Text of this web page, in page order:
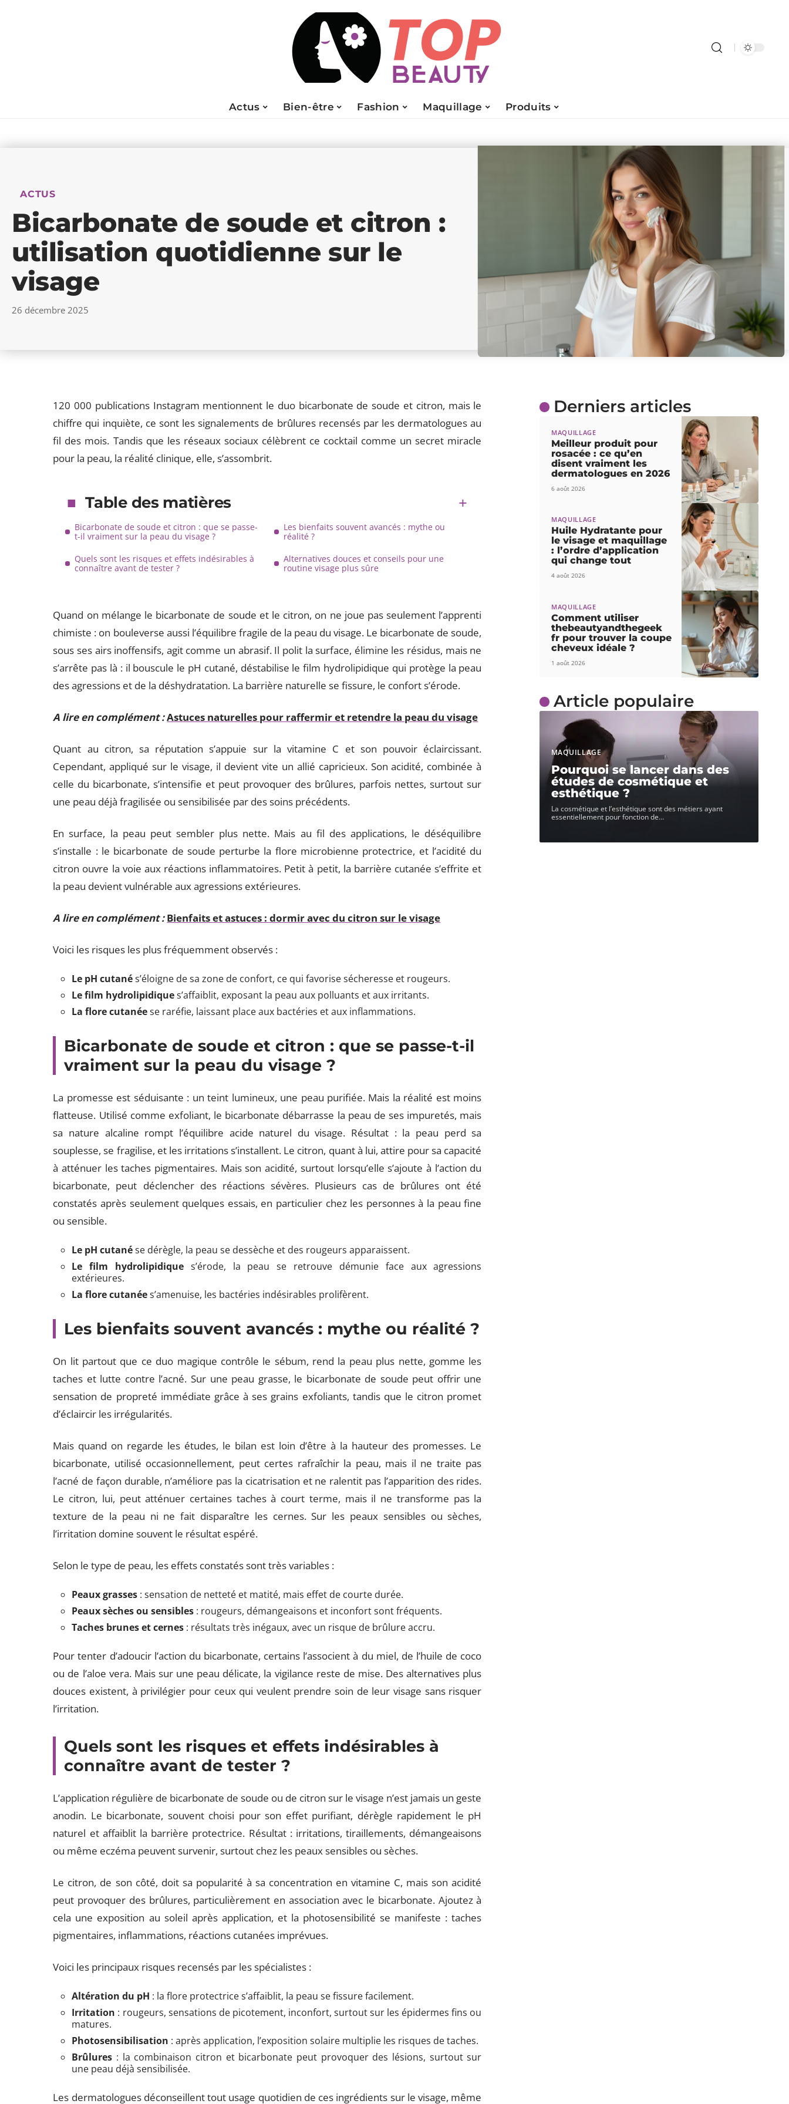
Actus Bien-être Fashion Maquillage Produits
ACTUS
Bicarbonate de soude et citron :
utilisation quotidienne sur le
visage
26 décembre 2025
120 000 publications Instagram mentionnent le duo bicarbonate de soude et citron, mais le
chiffre qui inquiète, ce sont les signalements de brûlures recensés par les dermatologues au
fil des mois. Tandis que les réseaux sociaux célèbrent ce cocktail comme un secret miracle
pour la peau, la réalité clinique, elle, s’assombrit.
Table des matières
Bicarbonate de soude et citron : que se passe-
t-il vraiment sur la peau du visage ?
Les bienfaits souvent avancés : mythe ou
réalité ?
Quels sont les risques et effets indésirables à
connaître avant de tester ?
Alternatives douces et conseils pour une
routine visage plus sûre
Quand on mélange le bicarbonate de soude et le citron, on ne joue pas seulement l’apprenti
chimiste : on bouleverse aussi l’équilibre fragile de la peau du visage. Le bicarbonate de soude,
sous ses airs inoffensifs, agit comme un abrasif. Il polit la surface, élimine les résidus, mais ne
s’arrête pas là : il bouscule le pH cutané, déstabilise le film hydrolipidique qui protège la peau
des agressions et de la déshydratation. La barrière naturelle se fissure, le confort s’érode.
A lire en complément :Astuces naturelles pour raffermir et retendre la peau du visage
Quant au citron, sa réputation s’appuie sur la vitamine C et son pouvoir éclaircissant.
Cependant, appliqué sur le visage, il devient vite un allié capricieux. Son acidité, combinée à
celle du bicarbonate, s’intensifie et peut provoquer des brûlures, parfois nettes, surtout sur
une peau déjà fragilisée ou sensibilisée par des soins précédents.
En surface, la peau peut sembler plus nette. Mais au fil des applications, le déséquilibre
s’installe : le bicarbonate de soude perturbe la flore microbienne protectrice, et l’acidité du
citron ouvre la voie aux réactions inflammatoires. Petit à petit, la barrière cutanée s’effrite et
la peau devient vulnérable aux agressions extérieures.
A lire en complément : Bienfaits et astuces : dormir avec du citron sur le visage
Voici les risques les plus fréquemment observés :
Le pH cutanés’éloigne de sa zone de confort, ce qui favorise sécheresse et rougeurs.
Le film hydrolipidiques’affaiblit, exposant la peau aux polluants et aux irritants.
La flore cutanéese raréfie, laissant place aux bactéries et aux inflammations.
Bicarbonate de soude et citron : que se passe-t-il
vraiment sur la peau du visage ?
La promesse est séduisante : un teint lumineux, une peau purifiée. Mais la réalité est moins
flatteuse. Utilisé comme exfoliant, le bicarbonate débarrasse la peau de ses impuretés, mais
sa nature alcaline rompt l’équilibre acide naturel du visage. Résultat : la peau perd sa
souplesse, se fragilise, et les irritations s’installent. Le citron, quant à lui, attire pour sa capacité
à atténuer les taches pigmentaires. Mais son acidité, surtout lorsqu’elle s’ajoute à l’action du
bicarbonate, peut déclencher des réactions sévères. Plusieurs cas de brûlures ont été
constatés après seulement quelques essais, en particulier chez les personnes à la peau fine
ou sensible.
Le pH cutanése dérègle, la peau se dessèche et des rougeurs apparaissent.
Le film hydrolipidiques’érode, la peau se retrouve démunie face aux agressions
extérieures.
La flore cutanées’amenuise, les bactéries indésirables prolifèrent.
Les bienfaits souvent avancés : mythe ou réalité ?
On lit partout que ce duo magique contrôle le sébum, rend la peau plus nette, gomme les
taches et lutte contre l’acné. Sur une peau grasse, le bicarbonate de soude peut offrir une
sensation de propreté immédiate grâce à ses grains exfoliants, tandis que le citron promet
d’éclaircir les irrégularités.
Mais quand on regarde les études, le bilan est loin d’être à la hauteur des promesses. Le
bicarbonate, utilisé occasionnellement, peut certes rafraîchir la peau, mais il ne traite pas
l’acné de façon durable, n’améliore pas la cicatrisation et ne ralentit pas l’apparition des rides.
Le citron, lui, peut atténuer certaines taches à court terme, mais il ne transforme pas la
texture de la peau ni ne fait disparaître les cernes. Sur les peaux sensibles ou sèches,
l’irritation domine souvent le résultat espéré.
Selon le type de peau, les effets constatés sont très variables :
Peaux grasses : sensation de netteté et matité, mais effet de courte durée.
Peaux sèches ou sensibles : rougeurs, démangeaisons et inconfort sont fréquents.
Taches brunes et cernes : résultats très inégaux, avec un risque de brûlure accru.
Pour tenter d’adoucir l’action du bicarbonate, certains l’associent à du miel, de l’huile de coco
ou de l’aloe vera. Mais sur une peau délicate, la vigilance reste de mise. Des alternatives plus
douces existent, à privilégier pour ceux qui veulent prendre soin de leur visage sans risquer
l’irritation.
Quels sont les risques et effets indésirables à
connaître avant de tester ?
L’application régulière de bicarbonate de soude ou de citron sur le visage n’est jamais un geste
anodin. Le bicarbonate, souvent choisi pour son effet purifiant, dérègle rapidement le pH
naturel et affaiblit la barrière protectrice. Résultat : irritations, tiraillements, démangeaisons
ou même eczéma peuvent survenir, surtout chez les peaux sensibles ou sèches.
Le citron, de son côté, doit sa popularité à sa concentration en vitamine C, mais son acidité
peut provoquer des brûlures, particulièrement en association avec le bicarbonate. Ajoutez à
cela une exposition au soleil après application, et la photosensibilité se manifeste : taches
pigmentaires, inflammations, réactions cutanées imprévues.
Voici les principaux risques recensés par les spécialistes :
Altération du pH : la flore protectrice s’affaiblit, la peau se fissure facilement.
Irritation : rougeurs, sensations de picotement, inconfort, surtout sur les épidermes fins ou
matures.
Photosensibilisation : après application, l’exposition solaire multiplie les risques de taches.
Brûlures : la combinaison citron et bicarbonate peut provoquer des lésions, surtout sur
une peau déjà sensibilisée.
Les dermatologues déconseillent tout usage quotidien de ces ingrédients sur le visage, même
Derniers articles
MAQUILLAGE
Meilleur produit pour
rosacée : ce qu’en
disent vraiment les
dermatologues en 2026
6 août 2026
MAQUILLAGE
Huile Hydratante pour
le visage et maquillage
: l’ordre d’application
qui change tout
4 août 2026
MAQUILLAGE
Comment utiliser
thebeautyandthegeek
fr pour trouver la coupe
cheveux idéale ?
1 août 2026
Article populaire
MAQUILLAGE
Pourquoi se lancer dans des
études de cosmétique et
esthétique ?
La cosmétique et l’esthétique sont des métiers ayant
essentiellement pour fonction de…